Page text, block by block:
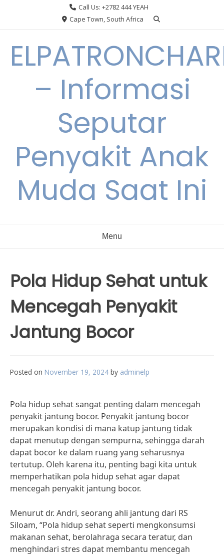
Call Us: +2782 444 YEAH
Cape Town, South Africa
– Informasi
Seputar
Penyakit Anak
Muda Saat Ini
Menu
Pola Hidup Sehat untuk
Mencegah Penyakit
Jantung Bocor
Posted on November 19, 2024 by adminelp
Pola hidup sehat sangat penting dalam mencegah
penyakit jantung bocor. Penyakit jantung bocor
merupakan kondisi di mana katup jantung tidak
dapat menutup dengan sempurna, sehingga darah
dapat bocor ke dalam ruang yang seharusnya
tertutup. Oleh karena itu, penting bagi kita untuk
memperhatikan pola hidup sehat agar dapat
mencegah penyakit jantung bocor.
Menurut dr. Andri, seorang ahli jantung dari RS
Siloam, “Pola hidup sehat seperti mengkonsumsi
makanan sehat, berolahraga secara teratur, dan
menghindari stres dapat membantu mencegah